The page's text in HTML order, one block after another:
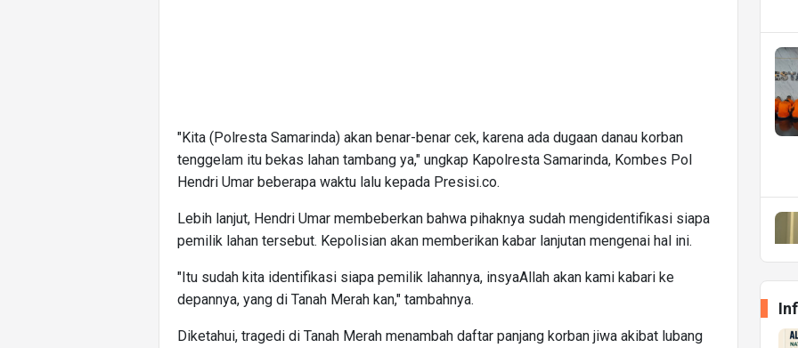
"Kita (Polresta Samarinda) akan benar-benar cek, karena ada dugaan danau korban
tenggelam itu bekas lahan tambang ya," ungkap Kapolresta Samarinda, Kombes Pol
Hendri Umar beberapa waktu lalu kepada Presisi.co.
Lebih lanjut, Hendri Umar membeberkan bahwa pihaknya sudah mengidentifikasi siapa
pemilik lahan tersebut. Kepolisian akan memberikan kabar lanjutan mengenai hal ini.
"Itu sudah kita identifikasi siapa pemilik lahannya, insyaAllah akan kami kabari ke
depannya, yang di Tanah Merah kan," tambahnya.
Diketahui, tragedi di Tanah Merah menambah daftar panjang korban jiwa akibat lubang